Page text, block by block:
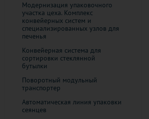
Модернизация упаковочного
участка цеха. Комплекс
конвейерных систем и
специализированных узлов для
печенья
Конвейерная система для
сортировки стеклянной
бутылки
Поворотный модульный
транспортер
Автоматическая линия упаковки
сеянцев